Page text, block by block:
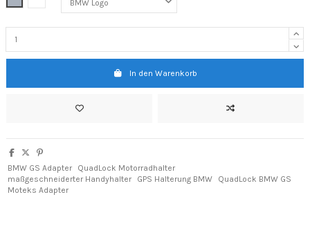
In den Warenkorb
BMW GS Adapter
QuadLock Motorradhalter
maßgeschneiderter Handyhalter
GPS Halterung BMW
QuadLock BMW GS
Moteks Adapter